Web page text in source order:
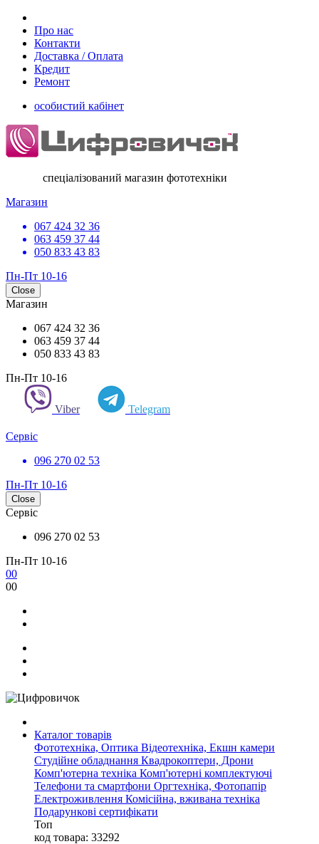
Про нас
Контакти
Доставка / Оплата
Кредит
Ремонт
особистий кабінет
спеціалізований магазин фототехніки
Магазин
067 424 32 36
063 459 37 44
050 833 43 83
Пн-Пт 10-16
Close
Магазин
067 424 32 36
063 459 37 44
050 833 43 83
Пн-Пт 10-16
Viber Telegram
Сервіс
096 270 02 53
Пн-Пт 10-16
Close
Сервіс
096 270 02 53
Пн-Пт 10-16
00
00
Каталог товарів
Фототехніка, Оптика Відеотехніка, Екшн камери
Студійне обладнання Квадрокоптери, Дрони
Комп'ютерна техніка Комп'ютерні комплектуючі
Телефони та смартфони Оргтехніка, Фотопапір
Електроживлення Комісійна, вживана техніка
Подарункові сертифікати
Топ
код товара: 33292